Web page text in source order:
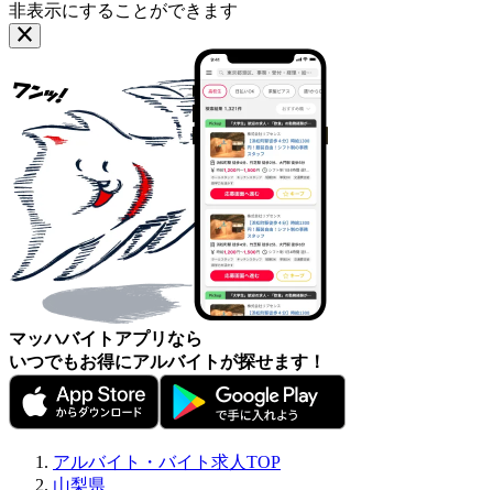
非表示にすることができます
マッハバイトアプリなら
いつでもお得にアルバイトが探せます！
アルバイト・バイト求人TOP
山梨県